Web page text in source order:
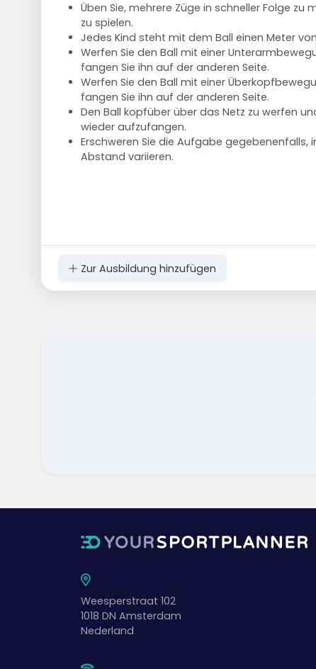
Üben Sie, mehrere Züge in schneller Folge zu
zu spielen.
Jedes Kind steht mit dem Ball einen Meter
Werfen Sie den Ball mit einer
fangen Sie ihn auf der anderen Seite.
Werfen Sie den Ball mit einer
fangen Sie ihn auf der anderen Seite.
Den Ball kopfüber über das Netz zu werfen
wieder aufzufangen.
Erschweren Sie die Aufgabe gegebenenfalls,
Abstand variieren.
Zur Ausbildung hinzufügen
Weesperstraat 102
1018 DN Amsterdam
Nederland